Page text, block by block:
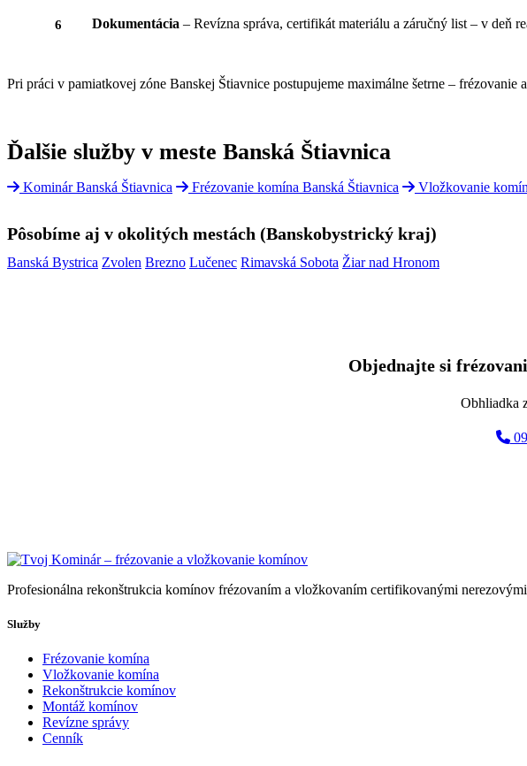
Dokumentácia – Revízna správa, certifikát materiálu a záručný list – v deň
Pri práci v pamiatkovej zóne Banskej Štiavnice postupujeme maximálne šetrne –
Ďalšie služby v meste Banská Štiavnica
Kominár Banská Štiavnica Frézovanie komína Banská Štiavnica Vložkovanie
Pôsobíme aj v okolitých mestách (Banskobystrický kraj)
Banská Bystrica Zvolen Brezno Lučenec Rimavská Sobota Žiar nad Hronom
Objednajte si
Obhliadka
Profesionálna rekonštrukcia komínov frézovaním a vložkovaním certifikovanými
Služby
Frézovanie komína
Vložkovanie komína
Rekonštrukcie komínov
Montáž komínov
Revízne správy
Cenník